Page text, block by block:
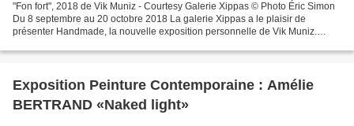
"Fon fort", 2018 de Vik Muniz - Courtesy Galerie Xippas © Photo Éric Simon
Du 8 septembre au 20 octobre 2018 La galerie Xippas a le plaisir de
présenter Handmade, la nouvelle exposition personnelle de Vik Muniz.
Exposition Peinture Contemporaine : Amélie
BERTRAND «Naked light»